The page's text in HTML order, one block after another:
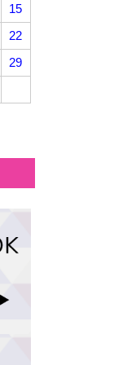
15
22
29